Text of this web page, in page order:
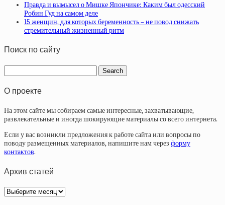
Правда и вымысел о Мишке Япончике: Каким был одесский
Робин Гуд на самом деле
15 женщин, для которых беременность – не повод снижать
стремительный жизненный ритм
Поиск по сайту
О проекте
На этом сайте мы собираем самые интересные, захватывающие,
развлекательные и иногда шокирующие материалы со всего интернета.
Если у вас возникли предложения к работе сайта или вопросы по
поводу размещенных материалов, напишите нам через форму
контактов.
Архив статей
Архив
статей